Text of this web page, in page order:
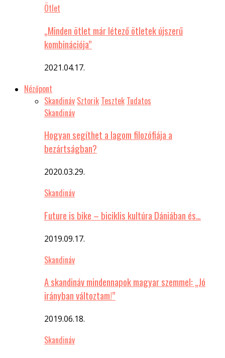
Ötlet
„Minden ötlet már létező ötletek újszerű
kombinációja”
2021.04.17.
Nézőpont
Skandináv Sztorik Tesztek Tudatos
Skandináv
Hogyan segíthet a lagom filozófiája a
bezártságban?
2020.03.29.
Skandináv
Future is bike – biciklis kultúra Dániában és…
2019.09.17.
Skandináv
A skandináv mindennapok magyar szemmel: „Jó
irányban változtam!”
2019.06.18.
Skandináv